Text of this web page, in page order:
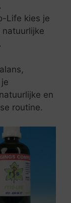
Life kies je
en
routine.